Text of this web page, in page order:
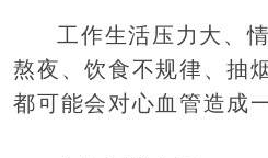
工作生活压力大、
熬夜、饮食不规律、抽
都可能会对心血管造成